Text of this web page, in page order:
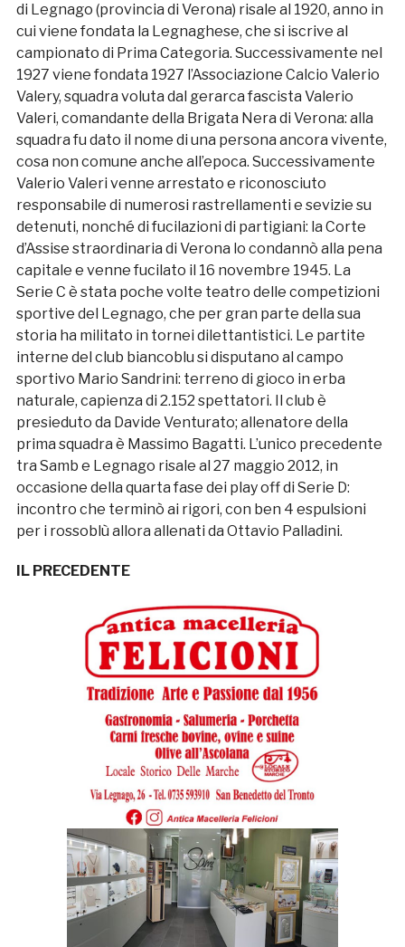
di Legnago (provincia di Verona) risale al 1920, anno in
cui viene fondata la Legnaghese, che si iscrive al
campionato di Prima Categoria. Successivamente nel
1927 viene fondata 1927 l’Associazione Calcio Valerio
Valery, squadra voluta dal gerarca fascista Valerio
Valeri, comandante della Brigata Nera di Verona: alla
squadra fu dato il nome di una persona ancora vivente,
cosa non comune anche all’epoca. Successivamente
Valerio Valeri venne arrestato e riconosciuto
responsabile di numerosi rastrellamenti e sevizie su
detenuti, nonché di fucilazioni di partigiani: la Corte
d’Assise straordinaria di Verona lo condannò alla pena
capitale e venne fucilato il 16 novembre 1945. La
Serie C è stata poche volte teatro delle competizioni
sportive del Legnago, che per gran parte della sua
storia ha militato in tornei dilettantistici. Le partite
interne del club biancoblu si disputano al campo
sportivo Mario Sandrini: terreno di gioco in erba
naturale, capienza di 2.152 spettatori. Il club è
presieduto da Davide Venturato; allenatore della
prima squadra è Massimo Bagatti. L’unico precedente
tra Samb e Legnago risale al 27 maggio 2012, in
occasione della quarta fase dei play off di Serie D:
incontro che terminò ai rigori, con ben 4 espulsioni
per i rossoblù allora allenati da Ottavio Palladini.
IL PRECEDENTE